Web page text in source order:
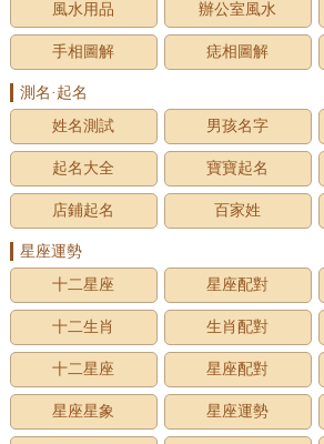
風水用品 辦公室風水
手相圖解 痣相圖解
測名·起名
姓名測試
男孩名字
起名大全 寶寶起名
店鋪起名 百家姓
星座運勢
十二星座
星座配對
十二生肖 生肖配對
十二星座 星座配對
星座星象 星座運勢